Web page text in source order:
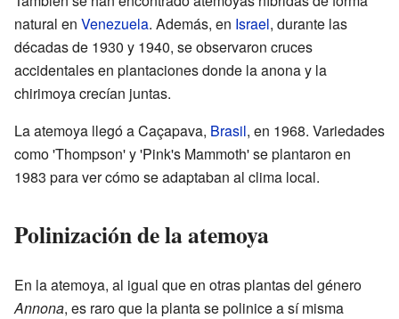
natural en Venezuela. Además, en Israel, durante las
décadas de 1930 y 1940, se observaron cruces
accidentales en plantaciones donde la anona y la
chirimoya crecían juntas.
La atemoya llegó a Caçapava, Brasil, en 1968. Variedades
como 'Thompson' y 'Pink's Mammoth' se plantaron en
1983 para ver cómo se adaptaban al clima local.
Polinización de la atemoya
En la atemoya, al igual que en otras plantas del género
Annona, es raro que la planta se polinice a sí misma